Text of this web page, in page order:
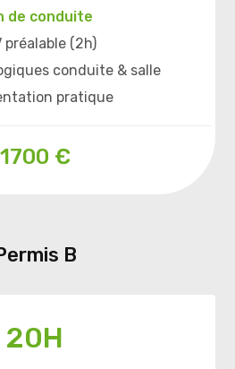
de conduite
préalable (2h)
conduite & salle
pratique
1700 €
B
20H